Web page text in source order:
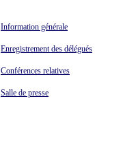
Information générale
Enregistrement des délégués
Conférences relatives
Salle de presse